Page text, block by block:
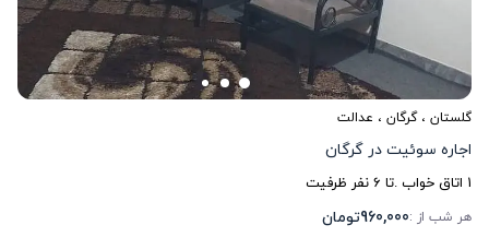
گلستان ،گرگان ، عدالت
اجاره سوئیت در گرگان
1 اتاق خواب .تا 6نفر ظرفیت
هر شب از :960,000تومان